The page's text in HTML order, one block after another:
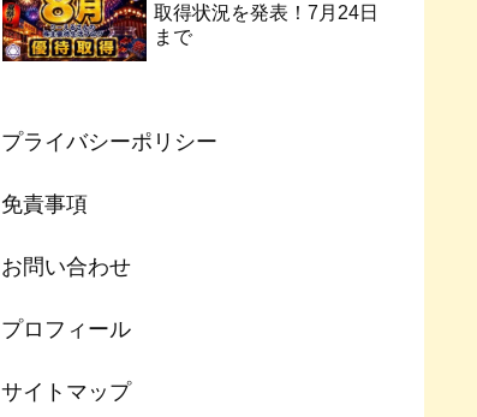
取得状況を発表！7月24日
まで
プライバシーポリシー
免責事項
お問い合わせ
プロフィール
サイトマップ